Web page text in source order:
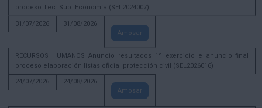
proceso Tec. Sup. Economía (SEL2024007)
31/07/2026
31/08/2026
Amosar
RECURSOS HUMANOS Anuncio resultados 1º exercicio e anuncio final
proceso elaboración listas oficial protección civil (SEL2026016)
24/07/2026
24/08/2026
Amosar